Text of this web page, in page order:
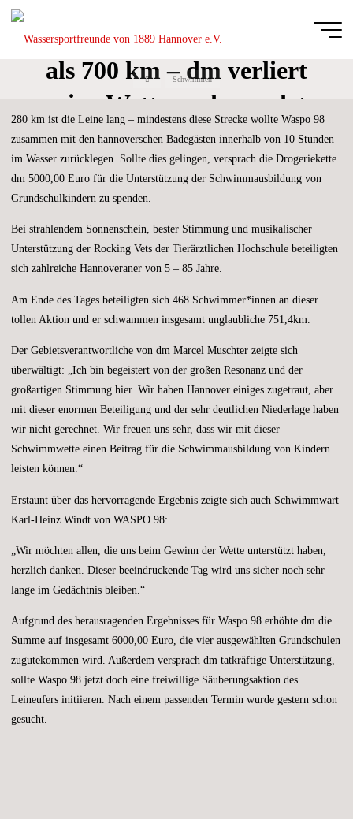
Zum
von 1889
Hannover e.V.
DIE
GANZE
DES
SCHWIMM-
WASSERBALLSPORTS
Hannover schwimmt mehr
als 700 km – dm verliert
seine Wette und spendet
für den guten Zweck
Start Schwimmen
280 km ist die Leine lang – mindestens diese Strecke wollte Waspo 98
zusammen mit den hannoverschen Badegästen innerhalb von 10 Stunden
im Wasser zurücklegen. Sollte dies gelingen, versprach die Drogeriekette
dm 5000,00 Euro für die Unterstützung der Schwimmausbildung von
Grundschulkindern zu spenden.
Bei strahlendem Sonnenschein, bester Stimmung und musikalischer
Unterstützung der Rocking Vets der Tierärztlichen Hochschule beteiligten
sich zahlreiche Hannoveraner von 5 – 85 Jahre.
Am Ende des Tages beteiligten sich 468 Schwimmer*innen an dieser
tollen Aktion und er schwammen insgesamt unglaubliche 751,4km.
Der Gebietsverantwortliche von dm Marcel Muschter zeigte sich
überwältigt: „Ich bin begeistert von der großen Resonanz und der
großartigen Stimmung hier. Wir haben Hannover einiges zugetraut, aber
mit dieser enormen Beteiligung und der sehr deutlichen Niederlage haben
wir nicht gerechnet. Wir freuen uns sehr, dass wir mit dieser
Schwimmwette einen Beitrag für die Schwimmausbildung von Kindern
leisten können.“
Erstaunt über das hervorragende Ergebnis zeigte sich auch Schwimmwart
Karl-Heinz Windt von WASPO 98:
„Wir möchten allen, die uns beim Gewinn der Wette unterstützt haben,
herzlich danken. Dieser beeindruckende Tag wird uns sicher noch sehr
lange im Gedächtnis bleiben.“
Aufgrund des herausragenden Ergebnisses für Waspo 98 erhöhte dm die
Summe auf insgesamt 6000,00 Euro, die vier ausgewählten Grundschulen
zugutekommen wird. Außerdem versprach dm tatkräftige Unterstützung,
sollte Waspo 98 jetzt doch eine freiwillige Säuberungsaktion des
Leineufers initiieren. Nach einem passenden Termin wurde gestern schon
gesucht.